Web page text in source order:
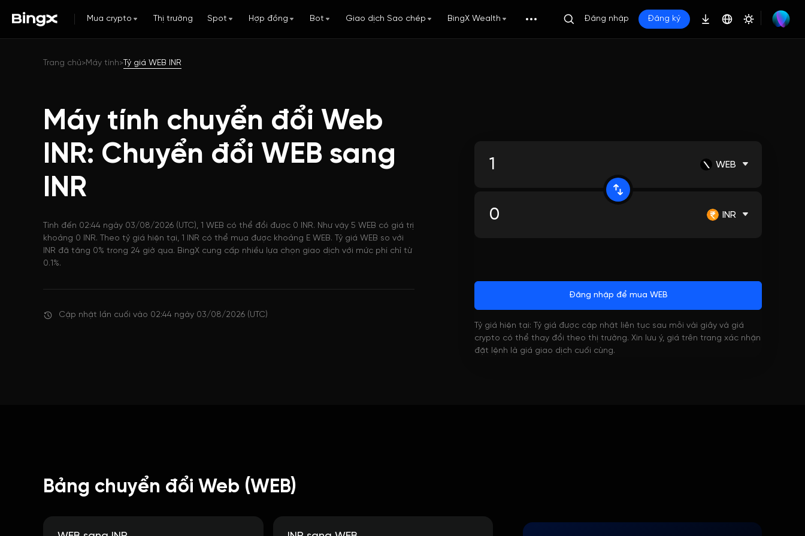
Mua crypto Thị trường Spot Hợp đồng Bot Giao dịch Sao chép BingX Wealth Đăng nhập Đăng ký
Trang chủ>Máy tính> Tỷ giá WEB INR
Máy tính chuyển đổi Web
INR: Chuyển đổi WEB sang
INR
Tính đến 02:44 ngày 03/08/2026 (UTC), 1 WEB có thể đổi được 0 INR. Như vậy 5 WEB có giá trị
khoảng 0 INR. Theo tỷ giá hiện tại, 1 INR có thể mua được khoảng E WEB. Tỷ giá WEB so với
INR đã tăng 0% trong 24 giờ qua. BingX cung cấp nhiều lựa chọn giao dịch với mức phí chỉ từ
0.1%.
Cập nhật lần cuối vào 02:44 ngày 03/08/2026 (UTC)
WEB
INR
Đăng nhập để mua WEB
Tỷ giá hiện tại: Tỷ giá được cập nhật liên tục sau mỗi vài giây và giá
crypto có thể thay đổi theo thị trường. Xin lưu ý, giá trên trang xác nhận
đặt lệnh là giá giao dịch cuối cùng.
Bảng chuyển đổi Web (WEB)